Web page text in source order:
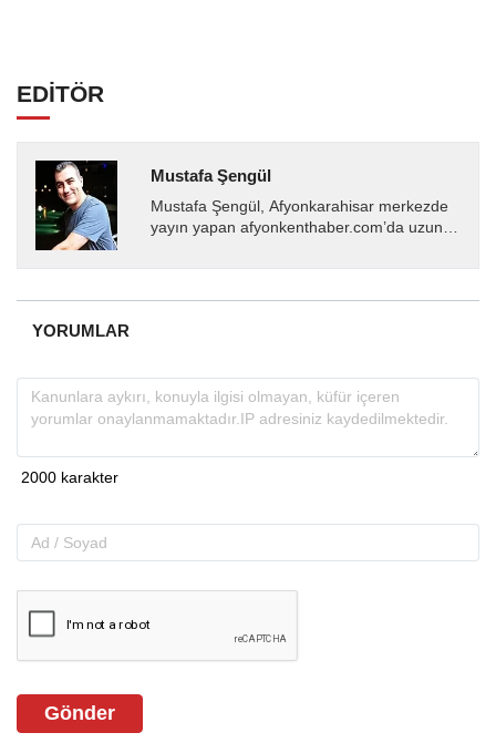
EDİTÖR
Mustafa Şengül
Mustafa Şengül, Afyonkarahisar merkezde
yayın yapan afyonkenthaber.com’da uzun
almakta, haber akışı...
YORUMLAR
Gönder